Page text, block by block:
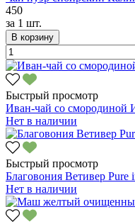
450
за 1 шт.
В корзину
Быстрый просмотр
Иван-чай со смородиной
Нет в наличии
Быстрый просмотр
Благовония Ветивер Pure
Нет в наличии